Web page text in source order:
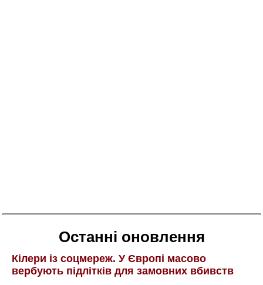
Останні оновлення
Кілери із соцмереж. У Європі масово
вербують підлітків для замовних вбивств